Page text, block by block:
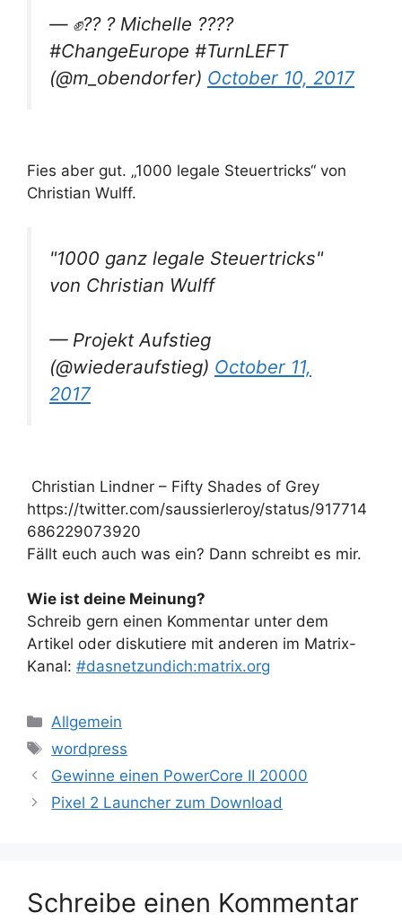
— ✊?? ? Michelle ????
#ChangeEurope #TurnLEFT
(@m_obendorfer) October 10, 2017
Fies aber gut. „1000 legale Steuertricks“ von
Christian Wulff.
"1000 ganz legale Steuertricks"
von Christian Wulff
— Projekt Aufstieg
(@wiederaufstieg) October 11,
2017
Christian Lindner – Fifty Shades of Grey
https://twitter.com/saussierleroy/status/917714
686229073920
Fällt euch auch was ein? Dann schreibt es mir.
Wie ist deine Meinung?
Schreib gern einen Kommentar unter dem
Artikel oder diskutiere mit anderen im Matrix-
Kanal: #dasnetzundich:matrix.org
Kategorien
Allgemein
Schlagwörter
wordpress
Gewinne einen PowerCore II 20000
Pixel 2 Launcher zum Download
Schreibe einen Kommentar